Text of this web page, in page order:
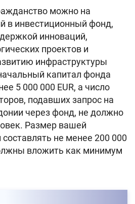
можно на
в инвестиционный фонд,
инноваций,
проектов и
инфраструктуры
капитал фонда
5 000 000 EUR, а число
подавших запрос на
через фонд, не должно
Размер вашей
не менее 200 000
вложить как минимум